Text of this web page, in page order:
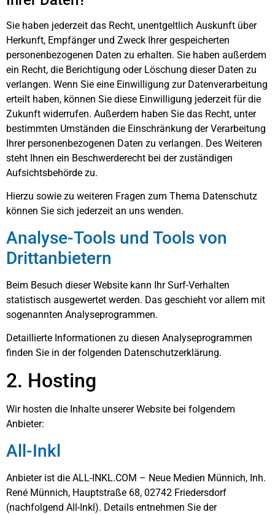
Sie haben jederzeit das Recht, unentgeltlich Auskunft über
Herkunft, Empfänger und Zweck Ihrer gespeicherten
personenbezogenen Daten zu erhalten. Sie haben außerdem
ein Recht, die Berichtigung oder Löschung dieser Daten zu
verlangen. Wenn Sie eine Einwilligung zur Datenverarbeitung
erteilt haben, können Sie diese Einwilligung jederzeit für die
Zukunft widerrufen. Außerdem haben Sie das Recht, unter
bestimmten Umständen die Einschränkung der Verarbeitung
Ihrer personenbezogenen Daten zu verlangen. Des Weiteren
steht Ihnen ein Beschwerderecht bei der zuständigen
Aufsichtsbehörde zu.
Hierzu sowie zu weiteren Fragen zum Thema Datenschutz
können Sie sich jederzeit an uns wenden.
Analyse-Tools und Tools von
Dritt­anbietern
Beim Besuch dieser Website kann Ihr Surf-Verhalten
statistisch ausgewertet werden. Das geschieht vor allem mit
sogenannten Analyseprogrammen.
Detaillierte Informationen zu diesen Analyseprogrammen
finden Sie in der folgenden Datenschutzerklärung.
2. Hosting
Wir hosten die Inhalte unserer Website bei folgendem
Anbieter:
All-Inkl
Anbieter ist die ALL-INKL.COM – Neue Medien Münnich, Inh.
René Münnich, Hauptstraße 68, 02742 Friedersdorf
(nachfolgend All-Inkl). Details entnehmen Sie der